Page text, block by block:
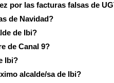
por las facturas falsas de
de Navidad?
de Ibi?
de Canal 9?
Ibi?
alcalde/sa de Ibi?